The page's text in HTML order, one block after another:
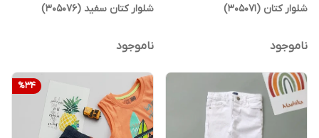
شلوار کتان (305071)
ناموجود
شلوار کتان سفید (305076)
ناموجود
%34